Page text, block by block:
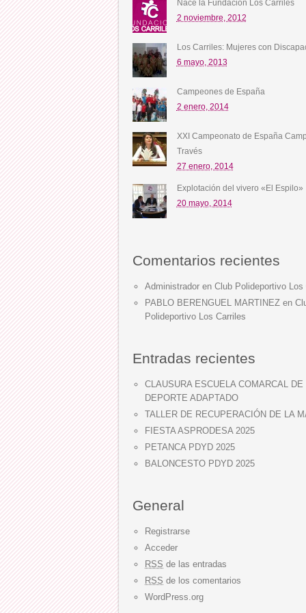
Nace la Fundación Los Carriles
2 noviembre, 2012
Los Carriles: Mujeres con
6 mayo, 2013
Campeones de España
2 enero, 2014
XXI Campeonato de España
Través
27 enero, 2014
Explotación del vivero «El Espilo»
20 mayo, 2014
Comentarios recientes
Administrador enClub Polideportivo Los
PABLO BERENGUEL MARTINEZ en
Polideportivo Los Carriles
Entradas recientes
CLAUSURA ESCUELA COMARCAL DE
DEPORTE ADAPTADO
TALLER DE RECUPERACIÓN DE LA
FIESTA ASPRODESA 2025
PETANCA PDYD 2025
BALONCESTO PDYD 2025
General
Registrarse
Acceder
RSS de las entradas
RSS de los comentarios
WordPress.org